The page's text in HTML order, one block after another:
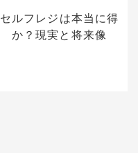
セルフレジは本当に得
か？現実と将来像